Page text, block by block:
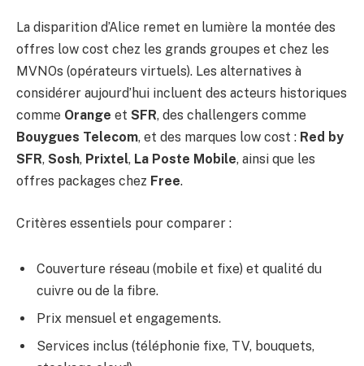
La disparition d’Alice remet en lumière la montée des
offres low cost chez les grands groupes et chez les
MVNOs (opérateurs virtuels). Les alternatives à
considérer aujourd’hui incluent des acteurs historiques
comme Orange et SFR, des challengers comme
Bouygues Telecom, et des marques low cost : Red by
SFR, Sosh, Prixtel, La Poste Mobile, ainsi que les
offres packages chez Free.
Critères essentiels pour comparer :
Couverture réseau (mobile et fixe) et qualité du
cuivre ou de la fibre.
Prix mensuel et engagements.
Services inclus (téléphonie fixe, TV, bouquets,